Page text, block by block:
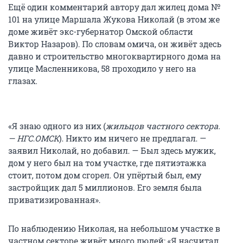
Ещё один комментарий автору дал жилец дома №
101 на улице Маршала Жукова Николай (в этом же
доме живёт экс-губернатор Омской области
Виктор Назаров). По словам омича, он живёт здесь
давно и строительство многоквартирного дома на
улице Масленникова, 58 проходило у него на
глазах.
«Я знаю одного из них (жильцов частного сектора.
— НГС.ОМСК). Никто им ничего не предлагал. —
заявил Николай, но добавил. — Был здесь мужик,
дом у него был на том участке, где пятиэтажка
стоит, потом дом сгорел. Он упёртый был, ему
застройщик дал 5 миллионов. Его земля была
приватизированная».
По наблюдению Николая, на небольшом участке в